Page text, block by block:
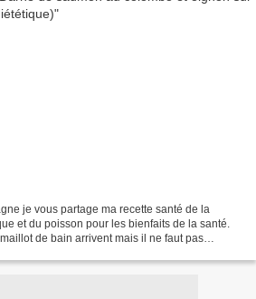
je vous partage ma recette santé de la
et du poisson pour les bienfaits de la santé.
de bain arrivent mais il ne faut pas